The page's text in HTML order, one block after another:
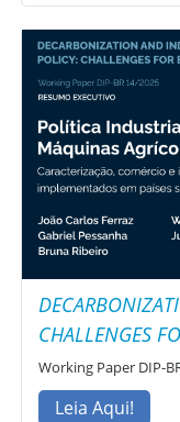
CHALLENGES
Working Paper DIP-
Leia Aqui!